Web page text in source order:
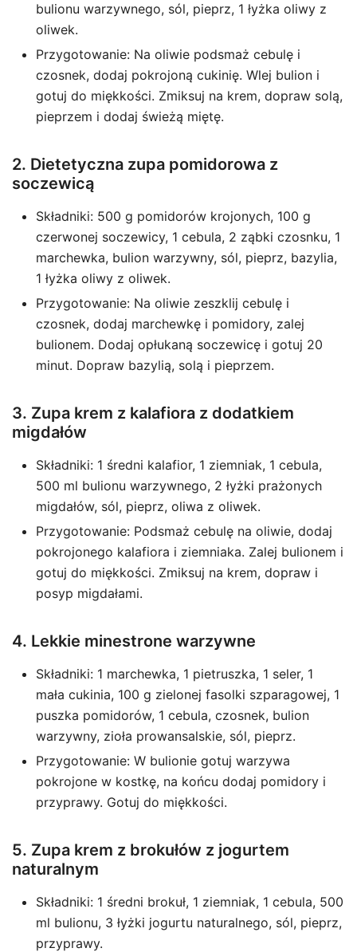
bulionu warzywnego, sól, pieprz, 1 łyżka oliwy z
oliwek.
Przygotowanie: Na oliwie podsmaż cebulę i
czosnek, dodaj pokrojoną cukinię. Wlej bulion i
gotuj do miękkości. Zmiksuj na krem, dopraw solą,
pieprzem i dodaj świeżą miętę.
2. Dietetyczna zupa pomidorowa z
soczewicą
Składniki: 500 g pomidorów krojonych, 100 g
czerwonej soczewicy, 1 cebula, 2 ząbki czosnku, 1
marchewka, bulion warzywny, sól, pieprz, bazylia,
1 łyżka oliwy z oliwek.
Przygotowanie: Na oliwie zeszklij cebulę i
czosnek, dodaj marchewkę i pomidory, zalej
bulionem. Dodaj opłukaną soczewicę i gotuj 20
minut. Dopraw bazylią, solą i pieprzem.
3. Zupa krem z kalafiora z dodatkiem
migdałów
Składniki: 1 średni kalafior, 1 ziemniak, 1 cebula,
500 ml bulionu warzywnego, 2 łyżki prażonych
migdałów, sól, pieprz, oliwa z oliwek.
Przygotowanie: Podsmaż cebulę na oliwie, dodaj
pokrojonego kalafiora i ziemniaka. Zalej bulionem i
gotuj do miękkości. Zmiksuj na krem, dopraw i
posyp migdałami.
4. Lekkie minestrone warzywne
Składniki: 1 marchewka, 1 pietruszka, 1 seler, 1
mała cukinia, 100 g zielonej fasolki szparagowej, 1
puszka pomidorów, 1 cebula, czosnek, bulion
warzywny, zioła prowansalskie, sól, pieprz.
Przygotowanie: W bulionie gotuj warzywa
pokrojone w kostkę, na końcu dodaj pomidory i
przyprawy. Gotuj do miękkości.
5. Zupa krem z brokułów z jogurtem
naturalnym
Składniki: 1 średni brokuł, 1 ziemniak, 1 cebula, 500
ml bulionu, 3 łyżki jogurtu naturalnego, sól, pieprz,
przyprawy.